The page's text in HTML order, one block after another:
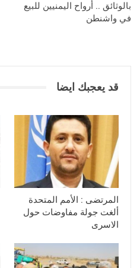
بالوثائق .. أرواح اليمنيين للبيع
في واشنطن
قد يعجبك ايضا
المرتضى : الأمم المتحدة
ألغت جولة مفاوضات حول
الاسرى